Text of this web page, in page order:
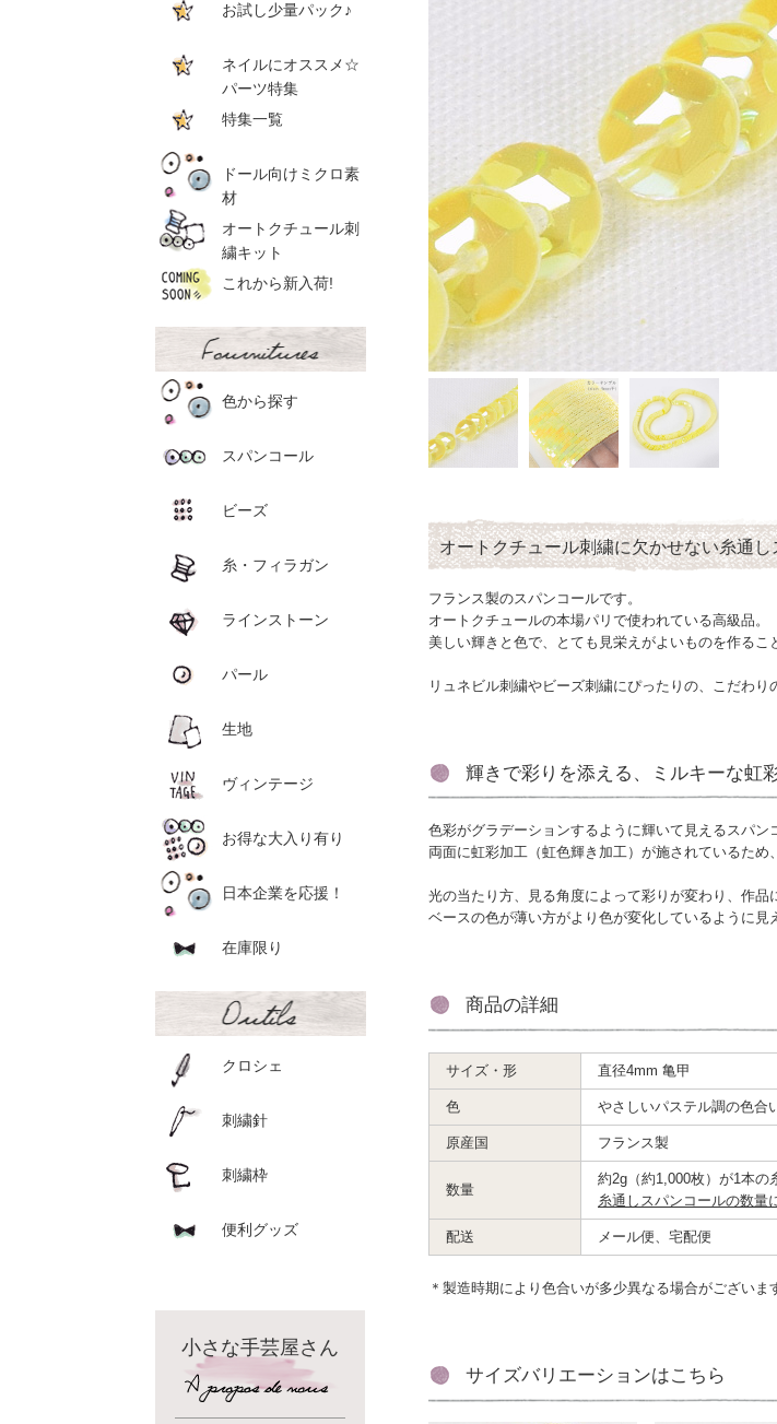
オートクチュール刺繍に欠かせない糸通し
フランス製のスパンコールです。
オートクチュールの本場パリで使われている高級品。
美しい輝きと色で、とても見栄えがよいものを作るこ
リュネビル刺繍やビーズ刺繍にぴったりの、こだわり
輝きで彩りを添える、ミルキーな虹
色彩がグラデーションするように輝いて見えるスパン
両面に虹彩加工（虹色輝き加工）が施されているため
光の当たり方、見る角度によって彩りが変わり、作品
ベースの色が薄い方がより色が変化しているように見
商品の詳細
サイズ・形 直径4mm 亀甲
色 やさしいパステル調の色合
原産国 フランス製
数量
約2g（約1,000枚）が1本の
糸通しスパンコールの数量
配送 メール便、宅配便
＊製造時期により色合いが多少異なる場合がございま
サイズバリエーションはこちら
お試し少量パック♪
ネイルにオススメ☆
パーツ特集
特集一覧
ドール向けミクロ素
材
オートクチュール刺
繍キット
これから新入荷!
色から探す
スパンコール
ビーズ
糸・フィラガン
ラインストーン
パール
生地
ヴィンテージ
お得な大入り有り
日本企業を応援！
在庫限り
クロシェ
刺繍針
刺繍枠
便利グッズ
小さな手芸屋さん